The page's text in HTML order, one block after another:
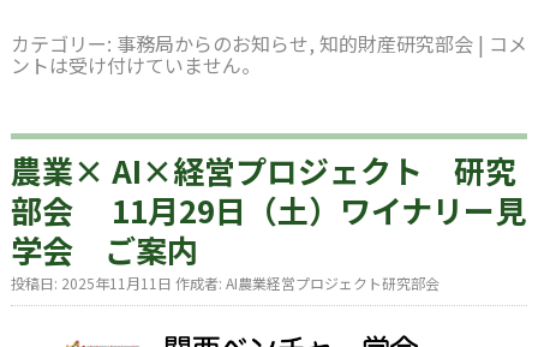
カテゴリー: 事務局からのお知らせ, 知的財産研究部会 | コメ
ントは受け付けていません。
農業× AI×経営プロジェクト 研究
部会 11月29日（土）ワイナリー見
学会 ご案内
投稿日: 2025年11月11日 作成者: AI農業経営プロジェクト研究部会